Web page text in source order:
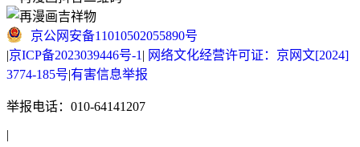
京公网安备11010502055890号
|京ICP备2023039446号-1 | 网络文化经营许可证：京网文[2024]
3774-185号|有害信息举报
举报电话：010-64141207
|